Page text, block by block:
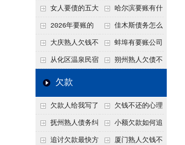
断这个案子能不能
接？接案评估的标准
是什么呢？
女人要债的五大
绝招,轻松搞定
哈尔滨要账有什
么合法手段？2026年
最新追账方式总结！
2026年要账的
七个小方法
佳木斯债务怎么
追回呢？2026年成功
要账就用这2招
大庆熟人欠钱不
还躲猫猫？2026年这
个“诉前调解”成功率
蚌埠有要账公司
吗？2026年这3个方
从化区温泉民宿
老板借钱不还？2026
施压，立马主动结清
朔州熟人欠债不
死账变活
欠款
欠款人给我写了
还款计划书有用吗？
书面承诺的法律效力
欠钱不还的心理
是什么？读懂欠款人
的心态催收事半功倍
抚州熟人债务纠
纷咋办？这一招好开
小额欠款如何追
讨
追讨欠款最快方 厦门熟人欠钱不